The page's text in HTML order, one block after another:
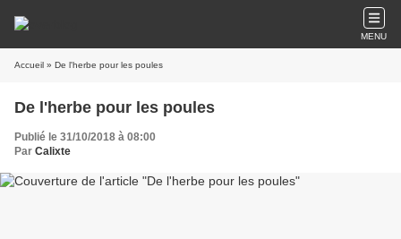
MENU
Accueil » De l'herbe pour les poules
De l'herbe pour les poules
Publié le 31/10/2018 à 08:00
Par Calixte